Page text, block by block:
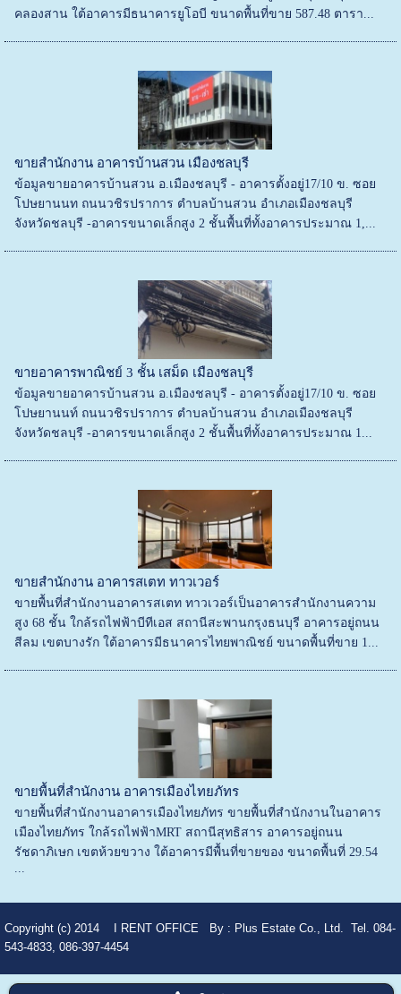
คลองสาน ใต้อาคารมีธนาคารยูโอบี ขนาดพื้นที่ขาย 587.48 ตารา...
ขายสำนักงาน อาคารบ้านสวน เมืองชลบุรี
ข้อมูลขายอาคารบ้านสวน อ.เมืองชลบุรี - อาคารตั้งอยู่17/10 ข. ซอย
โปษยานนท ถนนวชิรปราการ ตําบลบ้านสวน อําเภอเมืองชลบุรี
จังหวัดชลบุรี -อาคารขนาดเล็กสูง 2 ชั้นพื้นที่ทั้งอาคารประมาณ 1,...
ขายอาคารพาณิชย์ 3 ชั้น เสม็ด เมืองชลบุรี
ข้อมูลขายอาคารบ้านสวน อ.เมืองชลบุรี - อาคารตั้งอยู่17/10 ข. ซอย
โปษยานนท์ ถนนวชิรปราการ ตําบลบ้านสวน อําเภอเมืองชลบุรี
จังหวัดชลบุรี -อาคารขนาดเล็กสูง 2 ชั้นพื้นที่ทั้งอาคารประมาณ 1...
ขายสำนักงาน อาคารสเตท ทาวเวอร์
ขายพื้นที่สำนักงานอาคารสเตท ทาวเวอร์เป็นอาคารสำนักงานความ
สูง 68 ชั้น ใกล้รถไฟฟ้าบีทีเอส สถานีสะพานกรุงธนบุรี อาคารอยู่ถนน
สีลม เขตบางรัก ใต้อาคารมีธนาคารไทยพาณิชย์ ขนาดพื้นที่ขาย 1...
ขายพื้นที่สำนักงาน อาคารเมืองไทยภัทร
ขายพื้นที่สำนักงานอาคารเมืองไทยภัทร ขายพื้นที่สำนักงานในอาคาร
เมืองไทยภัทร ใกล้รถไฟฟ้าMRT สถานีสุทธิสาร อาคารอยู่ถนน
รัชดาภิเษก เขตห้วยขวาง ใต้อาคารมีพื้นที่ขายของ ขนาดพื้นที่ 29.54
Copyright (c) 2014 I RENT OFFICE By : Plus Estate Co., Ltd. Tel. 084-
543-4833, 086-397-4454